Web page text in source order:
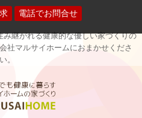
継がれる健康的な優しい家づくりの
社マルサイホームにおまかせくださ
い。
マルサイホー
電話でお問合せ